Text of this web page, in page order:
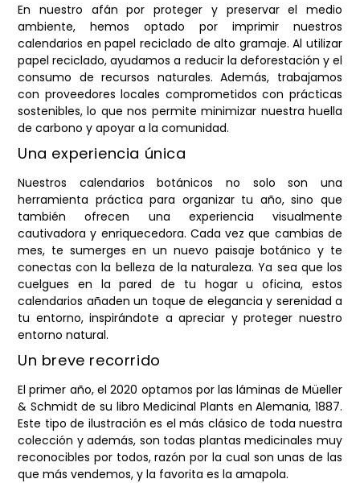
En nuestro afán por proteger y preservar el medio
ambiente, hemos optado por imprimir nuestros
calendarios en papel reciclado de alto gramaje. Al utilizar
papel reciclado, ayudamos a reducir la deforestación y el
consumo de recursos naturales. Además, trabajamos
con proveedores locales comprometidos con prácticas
sostenibles, lo que nos permite minimizar nuestra huella
de carbono y apoyar a la comunidad.
Una experiencia única
Nuestros calendarios botánicos no solo son una
herramienta práctica para organizar tu año, sino que
también ofrecen una experiencia visualmente
cautivadora y enriquecedora. Cada vez que cambias de
mes, te sumerges en un nuevo paisaje botánico y te
conectas con la belleza de la naturaleza. Ya sea que los
cuelgues en la pared de tu hogar u oficina, estos
calendarios añaden un toque de elegancia y serenidad a
tu entorno, inspirándote a apreciar y proteger nuestro
entorno natural.
Un breve recorrido
El primer año, el 2020 optamos por las láminas de Müeller
& Schmidt de su libro Medicinal Plants en Alemania, 1887.
Este tipo de ilustración es el más clásico de toda nuestra
colección y además, son todas plantas medicinales muy
reconocibles por todos, razón por la cual son unas de las
que más vendemos, y la favorita es la amapola.